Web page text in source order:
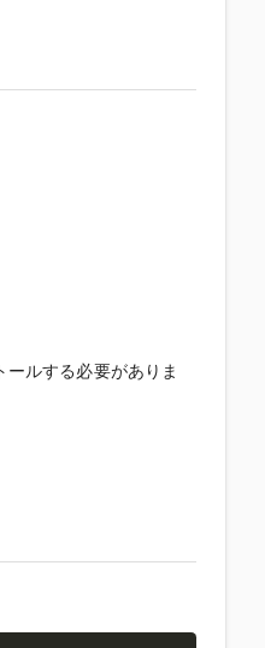
ールする必要がありま